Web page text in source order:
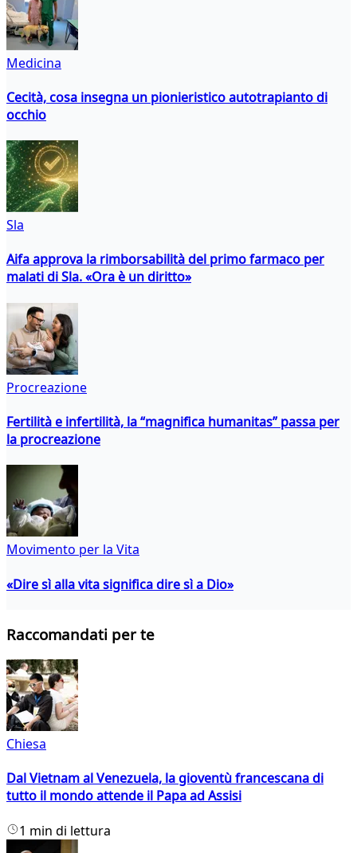
Medicina
Cecità, cosa insegna un pionieristico autotrapianto di
occhio
Sla
Aifa approva la rimborsabilità del primo farmaco per
malati di Sla. «Ora è un diritto»
Procreazione
Fertilità e infertilità, la “magnifica humanitas” passa per
la procreazione
Movimento per la Vita
«Dire sì alla vita significa dire sì a Dio»
Raccomandati per te
Chiesa
Dal Vietnam al Venezuela, la gioventù francescana di
tutto il mondo attende il Papa ad Assisi
1 min di lettura